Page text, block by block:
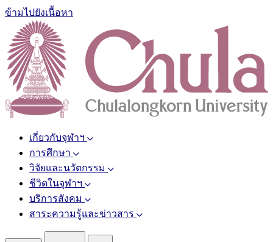
ข้ามไปยังเนื้อหา
เกี่ยวกับจุฬาฯ
การศึกษา
วิจัยและนวัตกรรม
ชีวิตในจุฬาฯ
บริการสังคม
สาระความรู้และข่าวสาร